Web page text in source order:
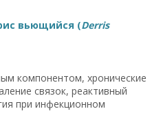
вьющийся (Derris
компонентом, хронические
связок, реактивный
при инфекционном